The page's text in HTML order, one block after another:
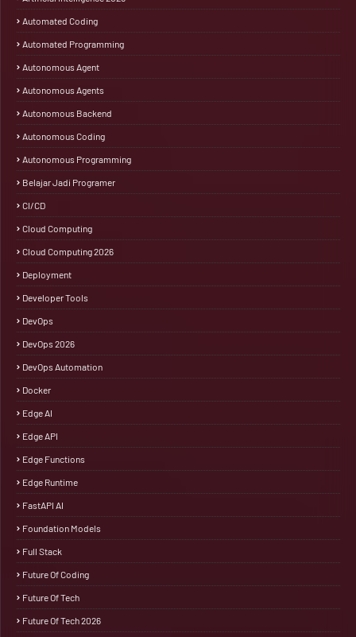
Automated Coding
Automated Programming
Autonomous Agent
Autonomous Agents
Autonomous Backend
Autonomous Coding
Autonomous Programming
Belajar Jadi Programer
CI/CD
Cloud Computing
Cloud Computing 2026
Deployment
Developer Tools
DevOps
DevOps 2026
DevOps Automation
Docker
Edge AI
Edge API
Edge Functions
Edge Runtime
FastAPI AI
Foundation Models
Full Stack
Future Of Coding
Future Of Tech
Future Of Tech 2026